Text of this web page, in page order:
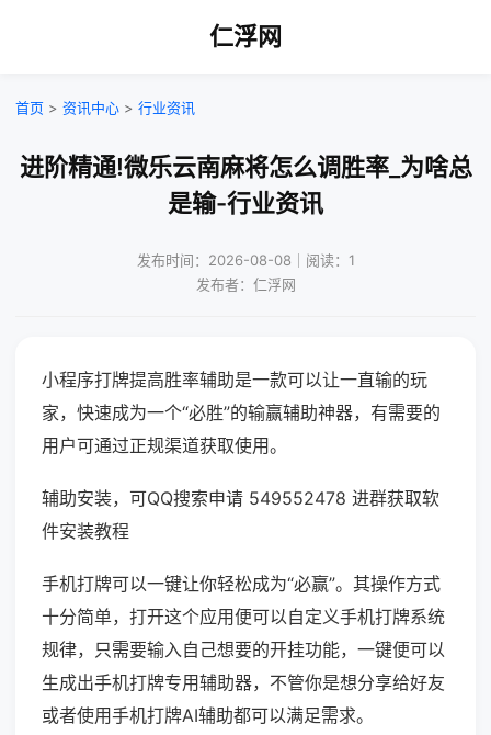
仁浮网
首页 > 资讯中心 > 行业资讯
进阶精通!微乐云南麻将怎么调胜率_为啥总
是输-行业资讯
发布时间：2026-08-08｜阅读：1
发布者：仁浮网
小程序打牌提高胜率辅助是一款可以让一直输的玩
家，快速成为一个“必胜”的输赢辅助神器，有需要的
用户可通过正规渠道获取使用。
辅助安装，可QQ搜索申请 549552478 进群获取软
件安装教程
手机打牌可以一键让你轻松成为“必赢”。其操作方式
十分简单，打开这个应用便可以自定义手机打牌系统
规律，只需要输入自己想要的开挂功能，一键便可以
生成出手机打牌专用辅助器，不管你是想分享给好友
或者使用手机打牌AI辅助都可以满足需求。